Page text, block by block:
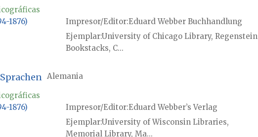
1876) Impresor/Editor Eduard Webber Buchhandlung
EjemplarUniversity of Chicago Library, Regenstein
Bookstacks, C...
Alemania
1876) Impresor/Editor Eduard Webber’s Verlag
EjemplarUniversity of Wisconsin Libraries,
Memorial Library, Ma...